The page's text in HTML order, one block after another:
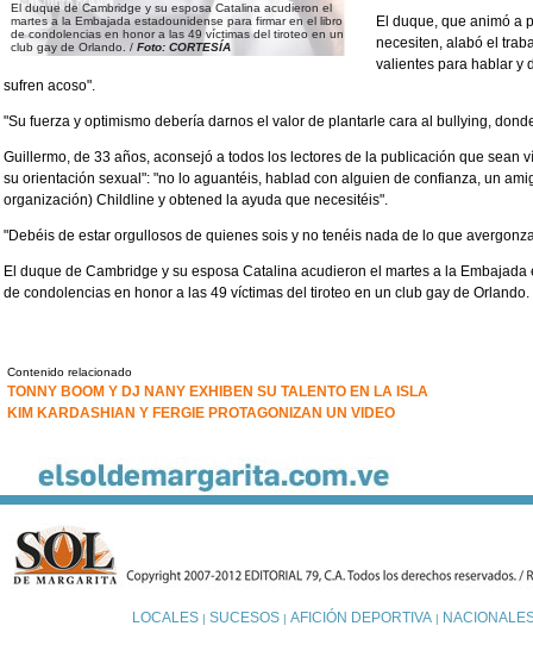
El duque de Cambridge y su esposa Catalina acudieron el
martes a la Embajada estadounidense para firmar en el libro
de condolencias en honor a las 49 víctimas del tiroteo en un
club gay de Orlando. / Foto: CORTESÍA
El duque, que animó a
necesiten, alabó el
valientes para hablar y
sufren acoso".
"Su fuerza y optimismo debería darnos el valor de plantarle cara al bullying,
Guillermo, de 33 años, aconsejó a todos los lectores de la publicación que sean
su orientación sexual": "no lo aguantéis, hablad con alguien de confianza, un
organización) Childline y obtened la ayuda que necesitéis".
"Debéis de estar orgullosos de quienes sois y no tenéis nada de lo que
El duque de Cambridge y su esposa Catalina acudieron el martes a la
de condolencias en honor a las 49 víctimas del tiroteo en un club gay de Orlando.
Contenido relacionado
TONNY BOOM Y DJ NANY EXHIBEN SU TALENTO EN LA ISLA
KIM KARDASHIAN Y FERGIE PROTAGONIZAN UN VIDEO
LOCALES| SUCESOS| AFICIÓN DEPORTIVA|